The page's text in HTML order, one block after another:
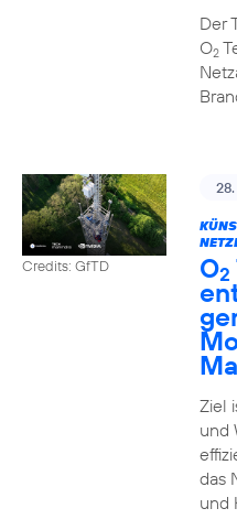
Der
O2
Credits: GfTD O2
Ziel
und
das
und